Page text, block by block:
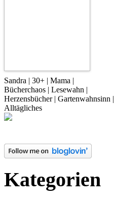
Sandra | 30+ | Mama |
Bücherchaos | Lesewahn |
Herzensbücher | Gartenwahnsinn |
Alltägliches
Kategorien